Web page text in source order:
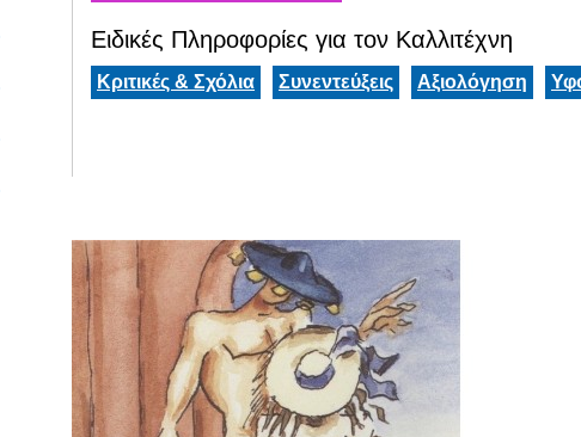
Ειδικές Πληροφορίες για τον Καλλιτέχνη
Κριτικές & Σχόλια Συνεντεύξεις Αξιολόγηση